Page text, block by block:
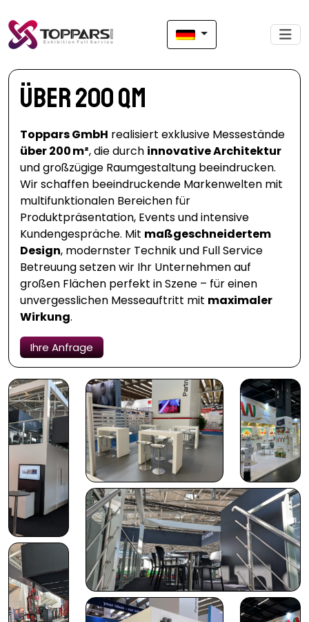
über 200 qm
Toppars GmbH realisiert exklusive Messestände
über 200 m², die durch innovative Architektur
und großzügige Raumgestaltung beeindrucken.
Wir schaffen beeindruckende Markenwelten mit
multifunktionalen Bereichen für
Produktpräsentation, Events und intensive
Kundengespräche. Mit maßgeschneidertem
Design, modernster Technik und Full Service
Betreuung setzen wir Ihr Unternehmen auf
großen Flächen perfekt in Szene – für einen
unvergesslichen Messeauftritt mit maximaler
Wirkung.
Ihre Anfrage